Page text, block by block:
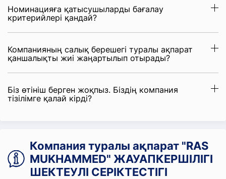
Номинацияға қатысушыларды бағалау
критерийлері қандай?
Компанияның салық берешегі туралы ақпарат
қаншалықты жиі жаңартылып отырады?
Біз өтініш берген жоқпыз. Біздің компания
тізілімге қалай кірді?
Компания туралы ақпарат "RAS
MUKHAMMED" ЖАУАПКЕРШІЛІГІ
ШЕКТЕУЛІ СЕРІКТЕСТІГІ